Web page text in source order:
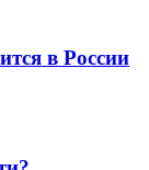
в России